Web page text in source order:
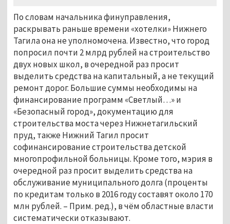
По словам начальника финуправления,
раскрывать раньше времени «хотелки» Нижнего
Тагила она не уполномочена. Известно, что город
попросил почти 2 млрд рублей на строительство
двух новых школ, в очередной раз просит
выделить средства на капитальный, а не текущий
ремонт дорог. Большие суммы необходимы на
финансирование программ «Светлый…» и
«Безопасный город», документацию для
строительства моста через Нижнетагильский
пруд, также Нижний Тагил просит
софинансирование строительства детской
многопрофильной больницы. Кроме того, мэрия в
очередной раз просит выделить средства на
обслуживание муниципального долга (проценты
по кредитам только в 2016 году составят около 170
млн рублей. – Прим. ред.), в чём областные власти
систематически отказывают.